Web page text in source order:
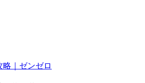
｜ゼンゼロ